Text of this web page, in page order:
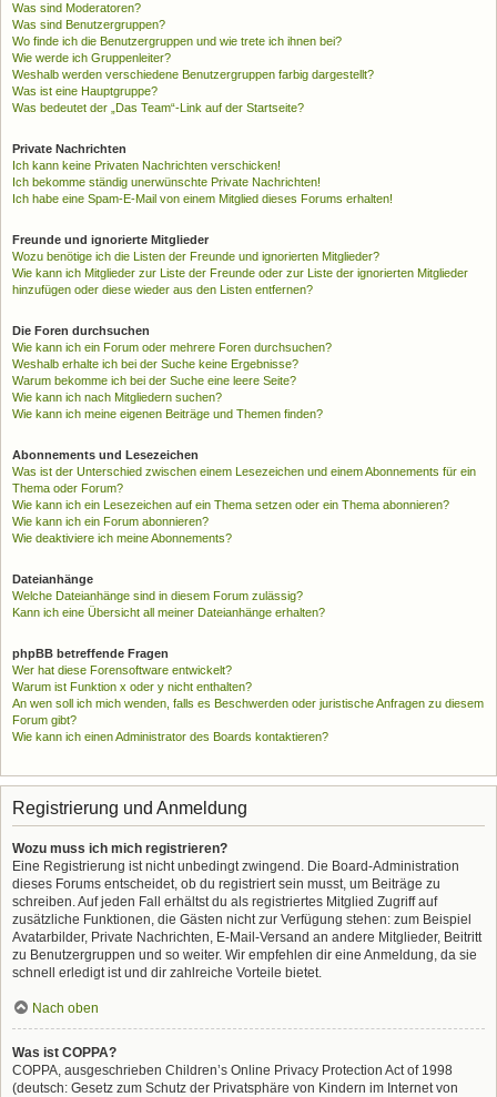
Was sind Moderatoren?
Was sind Benutzergruppen?
Wo finde ich die Benutzergruppen und wie trete ich ihnen bei?
Wie werde ich Gruppenleiter?
Weshalb werden verschiedene Benutzergruppen farbig dargestellt?
Was ist eine Hauptgruppe?
Was bedeutet der „Das Team“-Link auf der Startseite?
Private Nachrichten
Ich kann keine Privaten Nachrichten verschicken!
Ich bekomme ständig unerwünschte Private Nachrichten!
Ich habe eine Spam-E-Mail von einem Mitglied dieses Forums erhalten!
Freunde und ignorierte Mitglieder
Wozu benötige ich die Listen der Freunde und ignorierten Mitglieder?
Wie kann ich Mitglieder zur Liste der Freunde oder zur Liste der ignorierten Mitglieder
hinzufügen oder diese wieder aus den Listen entfernen?
Die Foren durchsuchen
Wie kann ich ein Forum oder mehrere Foren durchsuchen?
Weshalb erhalte ich bei der Suche keine Ergebnisse?
Warum bekomme ich bei der Suche eine leere Seite?
Wie kann ich nach Mitgliedern suchen?
Wie kann ich meine eigenen Beiträge und Themen finden?
Abonnements und Lesezeichen
Was ist der Unterschied zwischen einem Lesezeichen und einem Abonnements für ein
Thema oder Forum?
Wie kann ich ein Lesezeichen auf ein Thema setzen oder ein Thema abonnieren?
Wie kann ich ein Forum abonnieren?
Wie deaktiviere ich meine Abonnements?
Dateianhänge
Welche Dateianhänge sind in diesem Forum zulässig?
Kann ich eine Übersicht all meiner Dateianhänge erhalten?
phpBB betreffende Fragen
Wer hat diese Forensoftware entwickelt?
Warum ist Funktion x oder y nicht enthalten?
An wen soll ich mich wenden, falls es Beschwerden oder juristische Anfragen zu diesem
Forum gibt?
Wie kann ich einen Administrator des Boards kontaktieren?
Registrierung und Anmeldung
Wozu muss ich mich registrieren?
Eine Registrierung ist nicht unbedingt zwingend. Die Board-Administration
dieses Forums entscheidet, ob du registriert sein musst, um Beiträge zu
schreiben. Auf jeden Fall erhältst du als registriertes Mitglied Zugriff auf
zusätzliche Funktionen, die Gästen nicht zur Verfügung stehen: zum Beispiel
Avatarbilder, Private Nachrichten, E-Mail-Versand an andere Mitglieder, Beitritt
zu Benutzergruppen und so weiter. Wir empfehlen dir eine Anmeldung, da sie
schnell erledigt ist und dir zahlreiche Vorteile bietet.
Nach oben
Was ist COPPA?
COPPA, ausgeschrieben Children’s Online Privacy Protection Act of 1998
(deutsch: Gesetz zum Schutz der Privatsphäre von Kindern im Internet von